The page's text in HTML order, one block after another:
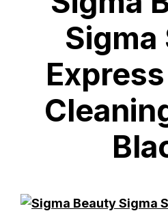
Sigma